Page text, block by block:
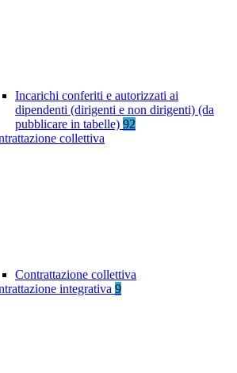
Incarichi conferiti e autorizzati ai
dipendenti (dirigenti e non dirigenti) (da
pubblicare in tabelle) 92
collettiva
Contrattazione collettiva
integrativa 9